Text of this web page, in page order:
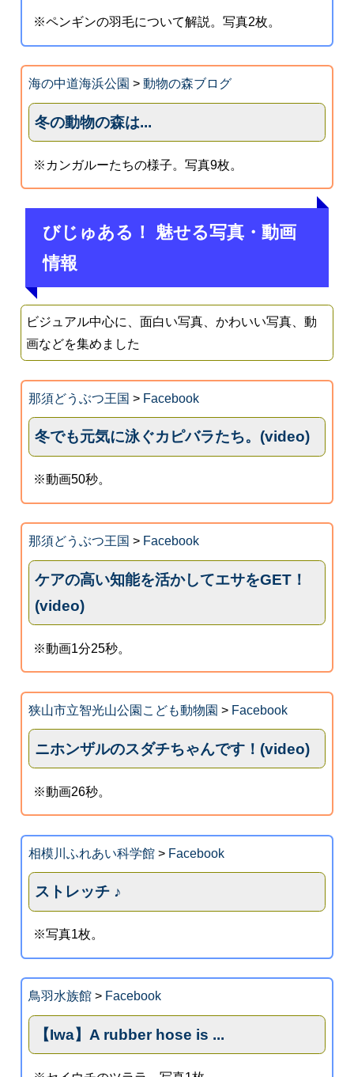
※ペンギンの羽毛について解説。写真2枚。
海の中道海浜公園 > 動物の森ブログ
冬の動物の森は...
※カンガルーたちの様子。写真9枚。
びじゅある！ 魅せる写真・動画
情報
ビジュアル中心に、面白い写真、かわいい写真、動
画などを集めました
那須どうぶつ王国 > Facebook
冬でも元気に泳ぐカピバラたち。(video)
※動画50秒。
那須どうぶつ王国 > Facebook
ケアの高い知能を活かしてエサをGET！
(video)
※動画1分25秒。
狭山市立智光山公園こども動物園 > Facebook
ニホンザルのスダチちゃんです！(video)
※動画26秒。
相模川ふれあい科学館> Facebook
ストレッチ ♪
※写真1枚。
鳥羽水族館> Facebook
【Iwa】A rubber hose is ...